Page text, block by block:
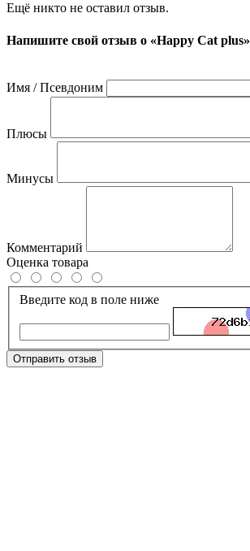
Ещё никто не оставил отзыв.
Напишите свой отзыв о «Happy Cat plus»
Имя / Псевдоним
Плюсы
Минусы
Комментарий
Оценка товара
Введите код в поле ниже
Отправить отзыв